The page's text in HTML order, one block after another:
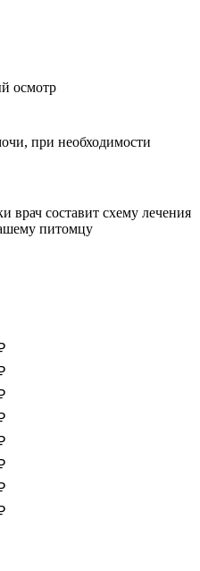
осмотр
при необходимости
врач составит схему лечения
питомцу